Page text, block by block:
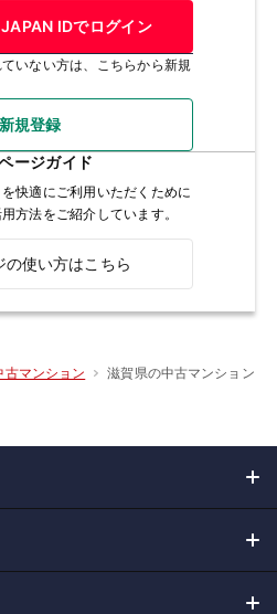
IDでログイン
いない方は、こちらから新規
新規登録
ージガイド
快適にご利用いただくために
方法をご紹介しています。
の使い方はこちら
古マンション 滋賀県の中古マンション